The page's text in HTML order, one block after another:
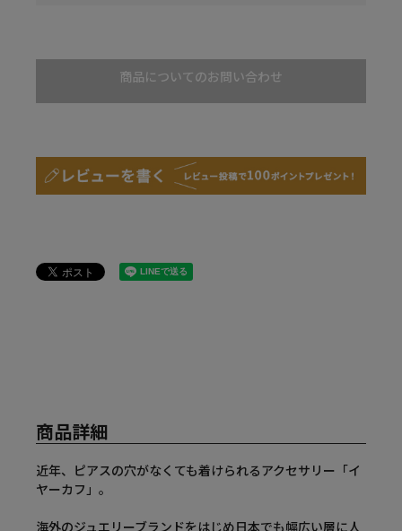
商品についてのお問い合わせ
商品詳細
近年、ピアスの穴がなくても着けられるアクセサリー「イ
ヤーカフ」。
海外のジュエリーブランドをはじめ日本でも幅広い層に人